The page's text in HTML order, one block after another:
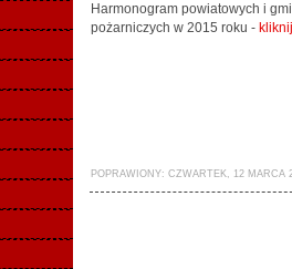
Harmonogram powiatowych i
pożarniczych w 2015 roku - kliknij
POPRAWIONY: CZWARTEK, 12 MARCA